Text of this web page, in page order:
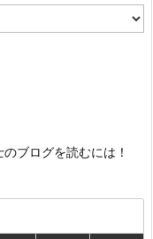
ブログを読むには！